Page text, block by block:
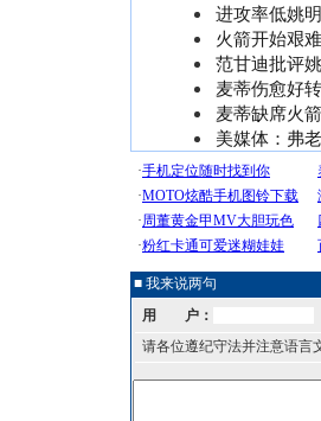
进攻率低姚
火箭开始艰
范甘迪批评
麦蒂伤愈好
麦蒂缺席火
美媒体：弗
■ 我来说两句
用 户：
请各位遵纪守法并注意语言